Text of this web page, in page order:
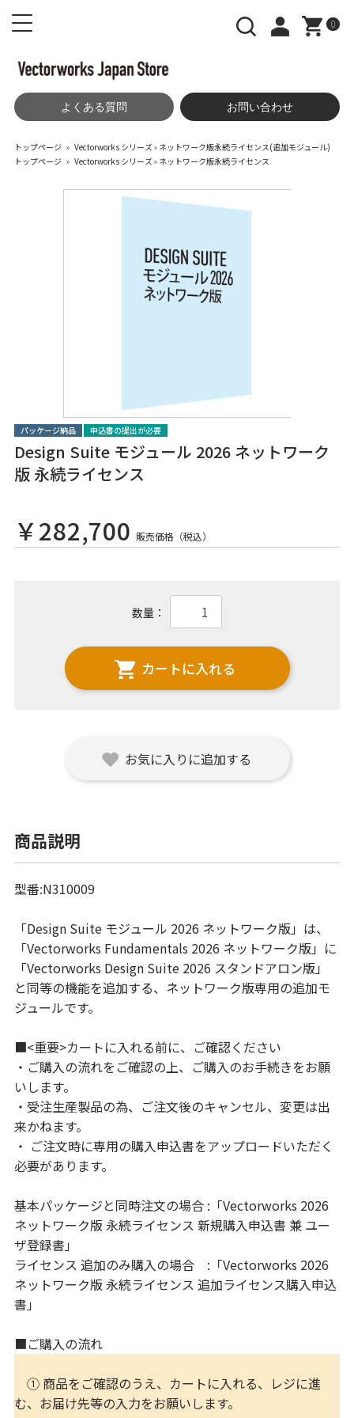
0
よくある質問 お問い合わせ
トップページ » Vectorworks シリーズ» ネットワーク版永続ライセンス(追加モジュール)
トップページ » Vectorworks シリーズ» ネットワーク版永続ライセンス
パッケージ納品 申込書の提出が必要
Design Suite モジュール 2026 ネットワーク
版 永続ライセンス
￥282,700 販売価格（税込）
数量：
カートに入れる
お気に入りに追加する
商品説明
型番:N310009
「Design Suite モジュール 2026 ネットワーク版」は、
「Vectorworks Fundamentals 2026 ネットワーク版」に
「Vectorworks Design Suite 2026 スタンドアロン版」
と同等の機能を追加する、ネットワーク版専用の追加モ
ジュールです。
■<重要>カートに入れる前に、ご確認ください
・ご購入の流れをご確認の上、ご購入のお手続きをお願
いします。
・受注生産製品の為、ご注文後のキャンセル、変更は出
来かねます。
・ ご注文時に専用の購入申込書をアップロードいただく
必要があります。
基本パッケージと同時注文の場合 :「Vectorworks 2026
ネットワーク版 永続ライセンス 新規購入申込書 兼 ユー
ザ登録書」
ライセンス 追加のみ購入の場合 :「Vectorworks 2026
ネットワーク版 永続ライセンス 追加ライセンス購入申込
書」
■ご購入の流れ
① 商品をご確認のうえ、カートに入れる、レジに進
む、お届け先等の入力をお願いします。